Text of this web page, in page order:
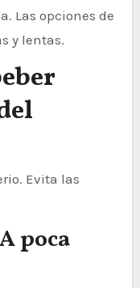
Las opciones de
y lentas.
Evita las
poca